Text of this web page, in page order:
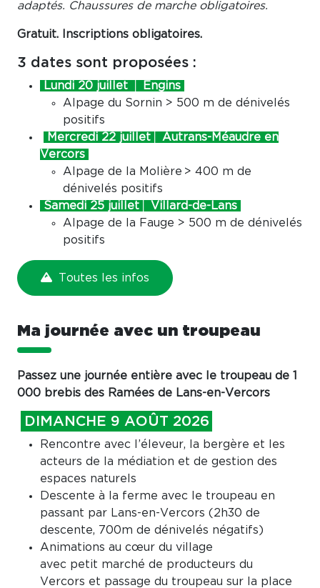
adaptés. Chaussures de marche obligatoires.
Gratuit. Inscriptions obligatoires.
3 dates sont proposées :
Lundi 20 juillet │ Engins
Alpage du Sornin > 500 m de dénivelés
positifs
Mercredi 22 juillet│ Autrans-Méaudre en
Vercors
Alpage de la Molière > 400 m de
dénivelés positifs
Samedi 25 juillet│ Villard-de-Lans
Alpage de la Fauge > 500 m de dénivelés
positifs
Toutes les infos
Ma journée avec un troupeau
Passez une journée entière avec le troupeau de 1
000 brebis des Ramées de Lans-en-Vercors
DIMANCHE 9 AOÛT 2026
Rencontre avec l’éleveur, la bergère et les
acteurs de la médiation et de gestion des
espaces naturels
Descente à la ferme avec le troupeau en
passant par Lans-en-Vercors (2h30 de
descente, 700m de dénivelés négatifs)
Animations au cœur du village
avec petit marché de producteurs du
Vercors et passage du troupeau sur la place